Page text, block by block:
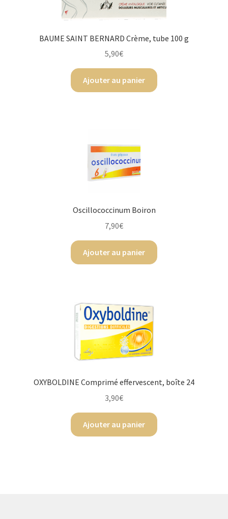
BAUME SAINT BERNARD Crème, tube 100 g
5,90€
Ajouter au panier
Oscillococcinum Boiron
7,90€
Ajouter au panier
OXYBOLDINE Comprimé effervescent, boîte 24
3,90€
Ajouter au panier